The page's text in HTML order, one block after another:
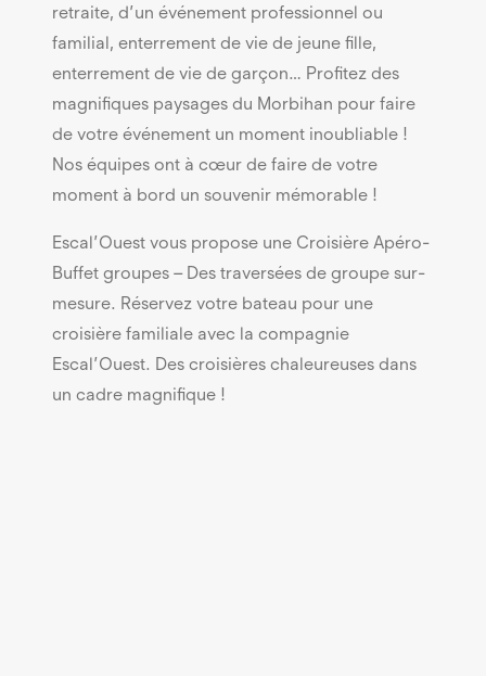
retraite, d’un événement professionnel ou
familial, enterrement de vie de jeune fille,
enterrement de vie de garçon… Profitez des
magnifiques paysages du Morbihan pour faire
de votre événement un moment inoubliable !
Nos équipes ont à cœur de faire de votre
moment à bord un souvenir mémorable !
Escal’Ouest vous propose une Croisière Apéro-
Buffet groupes – Des traversées de groupe sur-
mesure. Réservez votre bateau pour une
croisière familiale avec la compagnie
Escal’Ouest. Des croisières chaleureuses dans
un cadre magnifique !